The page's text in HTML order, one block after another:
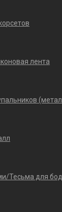
лента
Тесьма для